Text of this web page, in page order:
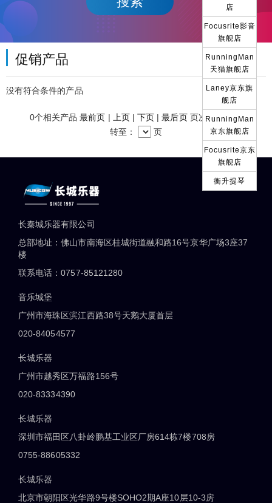
促销产品
没有符合条件的产品
0个相关产品最前页 | 上页|下页 |最后页页次：/0页 跳
转至：
页
长秦城乐器有限公司
总部地址：佛山市南海区桂城街道融和路16号京华广场3座37
楼
联系电话：0757-85121280
音乐城堡
广州市海珠区滨江西路38号天鹅大厦首层
020-84054577
长城乐器
广州市越秀区万福路156号
020-83334390
长城乐器
深圳市福田区八卦岭鹏基工业区厂房614栋7楼708房
0755-88605332
长城乐器
北京市朝阳区光华路9号楼SOHO2期A座10层10-3房
店
Focusrite影音
旗舰店
RunningMan
天猫旗舰店
Laney京东旗
舰店
RunningMan
京东旗舰店
Focusrite京东
旗舰店
衡升提琴